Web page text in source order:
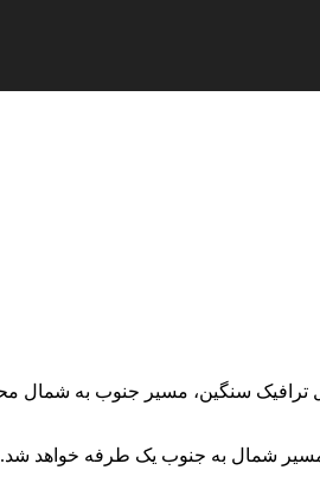
شمال به جنوب یک طرفه خواهد شد.